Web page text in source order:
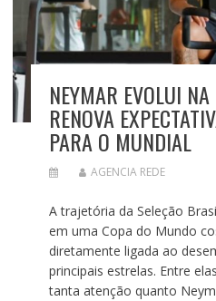
NEYMAR EVOLUI
RENOVA
PARA O MUNDIAL
AGENCIA REDE
A trajetória da Seleção
em uma Copa do Mundo
diretamente ligada ao
principais estrelas. Entre
tanta atenção quanto